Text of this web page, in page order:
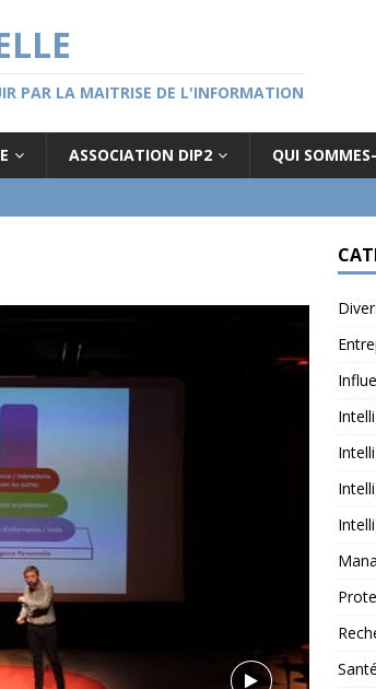
PAR LA MAITRISE DE L'INFORMATION
ASSOCIATION DIP2 QUI
Santé